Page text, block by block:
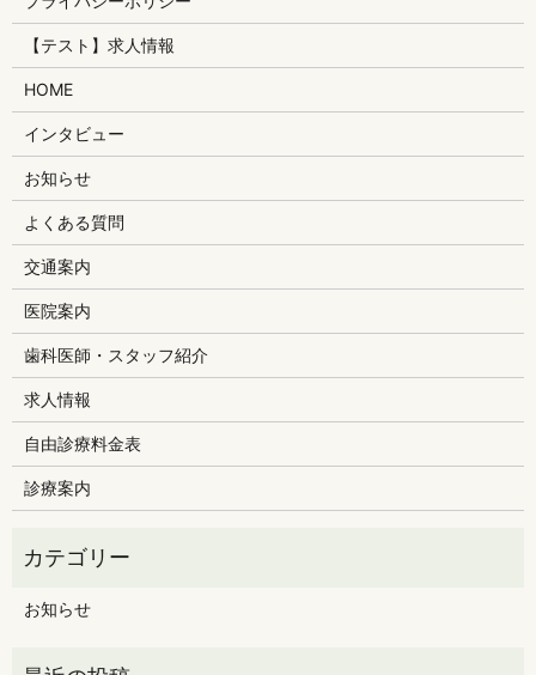
【テスト】求人情報
HOME
インタビュー
お知らせ
よくある質問
交通案内
医院案内
歯科医師・スタッフ紹介
求人情報
自由診療料金表
診療案内
お知らせ